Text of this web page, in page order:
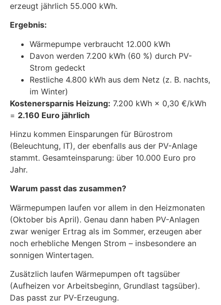
erzeugt jährlich 55.000 kWh.
Ergebnis:
Wärmepumpe verbraucht 12.000 kWh
Davon werden 7.200 kWh (60 %) durch PV-
Strom gedeckt
Restliche 4.800 kWh aus dem Netz (z. B. nachts,
im Winter)
Kostenersparnis Heizung: 7.200 kWh × 0,30 €/kWh
= 2.160 Euro jährlich
Hinzu kommen Einsparungen für Bürostrom
(Beleuchtung, IT), der ebenfalls aus der PV-Anlage
stammt. Gesamteinsparung: über 10.000 Euro pro
Jahr.
Warum passt das zusammen?
Wärmepumpen laufen vor allem in den Heizmonaten
(Oktober bis April). Genau dann haben PV-Anlagen
zwar weniger Ertrag als im Sommer, erzeugen aber
noch erhebliche Mengen Strom – insbesondere an
sonnigen Wintertagen.
Zusätzlich laufen Wärmepumpen oft tagsüber
(Aufheizen vor Arbeitsbeginn, Grundlast tagsüber).
Das passt zur PV-Erzeugung.